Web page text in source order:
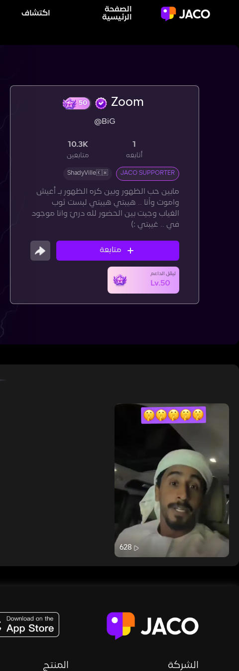
الصفحة
الرئيسية
اكتشاف
Zoom
@BiG
1
أتابعه
10.3K
متابعين
JACO SUPPORTER
ShadyVille🇰🇼
‏مابين حب الظهور وبين كره الظهور ‏بـ أعيش
واموت واْنا .. هيبتي هيبتي ‏لبست ثوب
الغياب وجيت بين الحضور ‏لله دريّ وانا موجود
في .. غيبتي :)
متابعة
ليڤل الداعم
Lv.50
628
الشركة المنتج